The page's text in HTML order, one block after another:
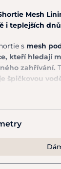
Mesh
i teplejších dnů
s mesh
kteří hledají
zahřívání.
špičkovou
počasí.
EQUIGUARD®
větruodolná,